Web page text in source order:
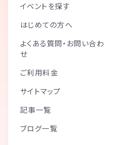
イベントを探す
はじめての方へ
よくある質問・お問い合わ
せ
ご利用料金
サイトマップ
記事一覧
ブログ一覧